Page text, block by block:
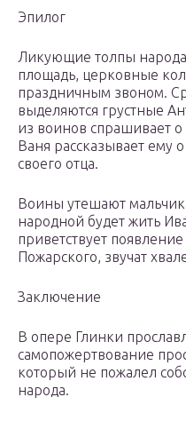
Эпилог
Ликующие толпы
площадь, церковные
праздничным звоном.
выделяются грустные
из воинов спрашивает о
Ваня рассказывает ему
своего отца.
Воины утешают
народной будет жить
приветствует
Пожарского, звучат
Заключение
В опере Глинки
самопожертвование
который не пожалел
народа.